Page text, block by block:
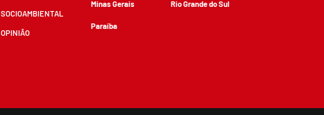
SOCIOAMBIENTAL
OPINIÃO
Minas Gerais
Paraíba
Rio Grande do Sul